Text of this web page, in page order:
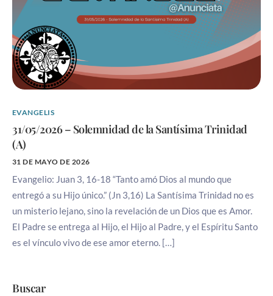
Notícies
Recursos
Contacte
EVANGELIS
31/05/2026 – Solemnidad de la Santísima Trinidad
(A)
31 DE MAYO DE 2026
Evangelio: Juan 3, 16-18 “Tanto amó Dios al mundo que
entregó a su Hijo único.” (Jn 3,16) La Santísima Trinidad no es
un misterio lejano, sino la revelación de un Dios que es Amor.
El Padre se entrega al Hijo, el Hijo al Padre, y el Espíritu Santo
es el vínculo vivo de ese amor eterno. […]
Buscar